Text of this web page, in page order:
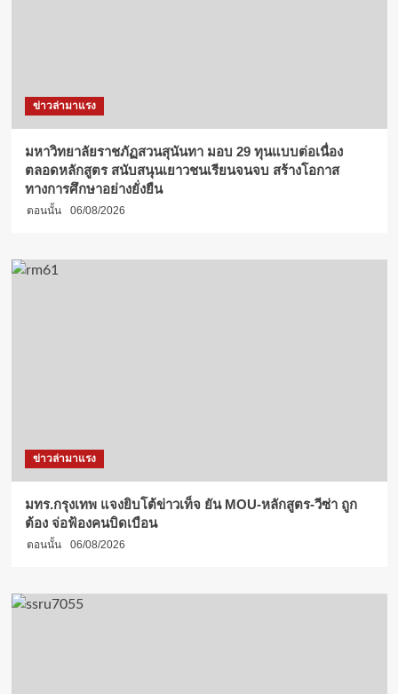
ข่าวล่ามาแรง
มหาวิทยาลัยราชภัฏสวนสุนันทา มอบ 29 ทุนแบบต่อเนื่อง
ตลอดหลักสูตร สนับสนุนเยาวชนเรียนจนจบ สร้างโอกาส
ทางการศึกษาอย่างยั่งยืน
ตอนนั้น 06/08/2026
ข่าวล่ามาแรง
มทร.กรุงเทพ แจงยิบโต้ข่าวเท็จ ยัน MOU-หลักสูตร-วีซ่า ถูก
ต้อง จ่อฟ้องคนบิดเบือน
ตอนนั้น 06/08/2026